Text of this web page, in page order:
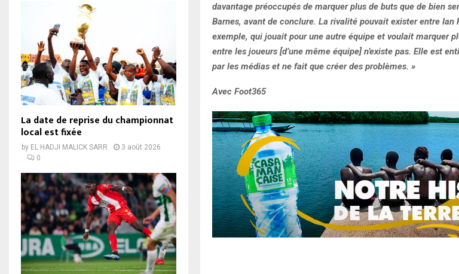
davantage préoccupés de marquer plus de buts que de bien
Barnes, avant de conclure. La rivalité pouvait exister entre Ian
exemple, qui jouait pour une autre équipe et voulait marquer
entre les joueurs [d’une même équipe] n’existe pas. Elle est
par les médias et ne fait que créer des problèmes. »
Avec Foot365
La date de reprise du championnat
local est fixée
by EL HADJI MALICK SARR
3 août 2026
0